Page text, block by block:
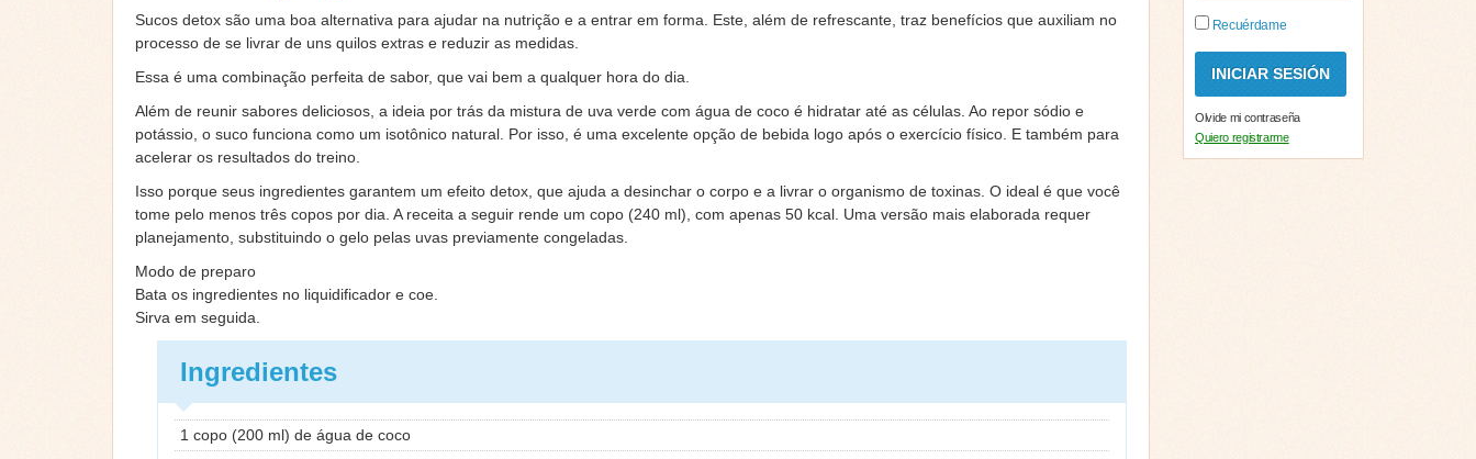
Sucos detox são uma boa alternativa para ajudar na nutrição e a entrar em forma. Este, além de refrescante, traz benefícios que auxiliam no
processo de se livrar de uns quilos extras e reduzir as medidas.
Essa é uma combinação perfeita de sabor, que vai bem a qualquer hora do dia.
Além de reunir sabores deliciosos, a ideia por trás da mistura de uva verde com água de coco é hidratar até as células. Ao repor sódio e
potássio, o suco funciona como um isotônico natural. Por isso, é uma excelente opção de bebida logo após o exercício físico. E também para
acelerar os resultados do treino.
Isso porque seus ingredientes garantem um efeito detox, que ajuda a desinchar o corpo e a livrar o organismo de toxinas. O ideal é que você
tome pelo menos três copos por dia. A receita a seguir rende um copo (240 ml), com apenas 50 kcal. Uma versão mais elaborada requer
planejamento, substituindo o gelo pelas uvas previamente congeladas.
Modo de preparo
Bata os ingredientes no liquidificador e coe.
Sirva em seguida.
Ingredientes
1 copo (200 ml) de água de coco
Recuérdame
Olvide mi contraseña
Quiero registrarme